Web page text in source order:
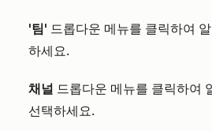
'팀' 드롭다운 메뉴를 클릭하여
하세요.
채널 드롭다운 메뉴를 클릭하여
선택하세요.